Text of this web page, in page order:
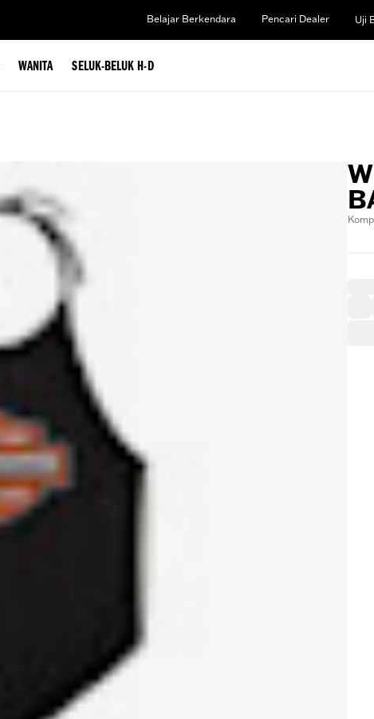
Belajar Berkendara Pencari Dealer Uji
WANITA SELUK-BELUK H-D